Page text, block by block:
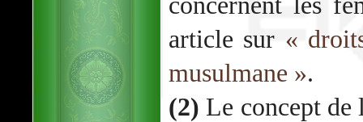
article sur «
musulmane ».
(2) Le concept